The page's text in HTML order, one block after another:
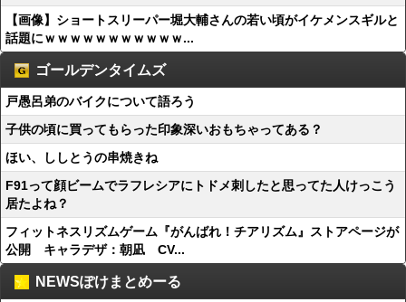
【画像】ショートスリーパー堀大輔さんの若い頃がイケメンスギルと
話題にｗｗｗｗｗｗｗｗｗｗｗ...
ゴールデンタイムズ
戸愚呂弟のバイクについて語ろう
子供の頃に買ってもらった印象深いおもちゃってある？
ほい、ししとうの串焼きね
F91って顔ビームでラフレシアにトドメ刺したと思ってた人けっこう
居たよね？
フィットネスリズムゲーム『がんばれ！チアリズム』ストアページが
公開 キャラデザ：朝凪 CV...
NEWSぽけまとめーる